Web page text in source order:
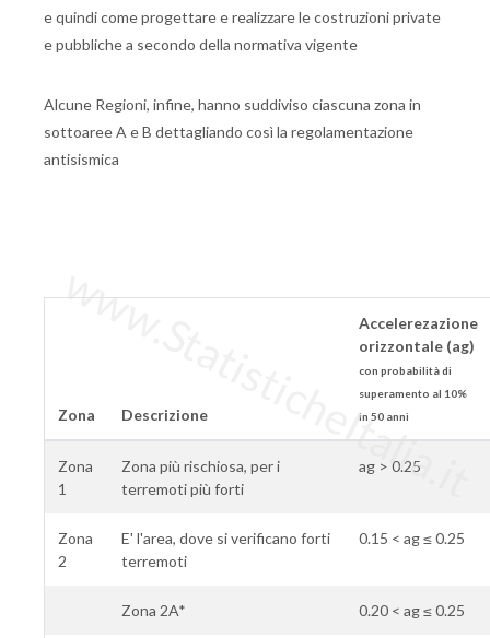
e quindi come progettare e realizzare le costruzioni private
e pubbliche a secondo della normativa vigente
Alcune Regioni, infine, hanno suddiviso ciascuna zona in
sottoaree A e B dettagliando così la regolamentazione
antisismica
Zona Descrizione
Accelerezazione
orizzontale (ag)
con probabilità di
superamento al 10%
in 50 anni
Zona
1
Zona più rischiosa, per i
terremoti più forti
ag > 0.25
Zona
2
E' l'area, dove si verificano forti
terremoti
0.15 < ag ≤ 0.25
Zona 2A* 0.20 < ag ≤ 0.25
www.StatisticheItalia.it